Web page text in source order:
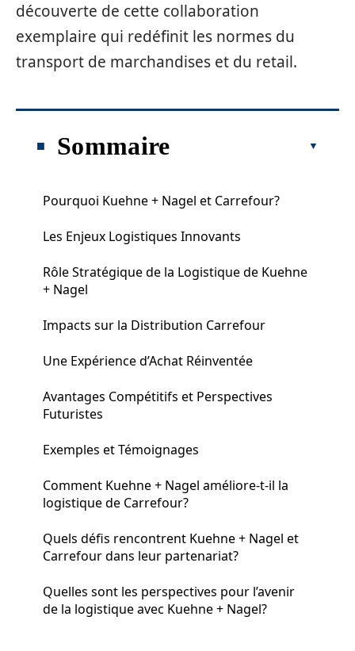
découverte de cette collaboration
exemplaire qui redéfinit les normes du
transport de marchandises et du retail.
Sommaire
Pourquoi Kuehne + Nagel et Carrefour?
Les Enjeux Logistiques Innovants
Rôle Stratégique de la Logistique de Kuehne
+ Nagel
Impacts sur la Distribution Carrefour
Une Expérience d’Achat Réinventée
Avantages Compétitifs et Perspectives
Futuristes
Exemples et Témoignages
Comment Kuehne + Nagel améliore-t-il la
logistique de Carrefour?
Quels défis rencontrent Kuehne + Nagel et
Carrefour dans leur partenariat?
Quelles sont les perspectives pour l’avenir
de la logistique avec Kuehne + Nagel?